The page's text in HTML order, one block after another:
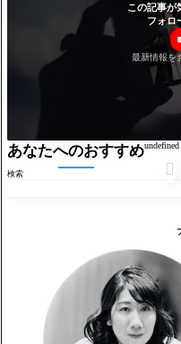
この記事が
フォロ
最新情報を
検索
あなたへのおすすめundefined
